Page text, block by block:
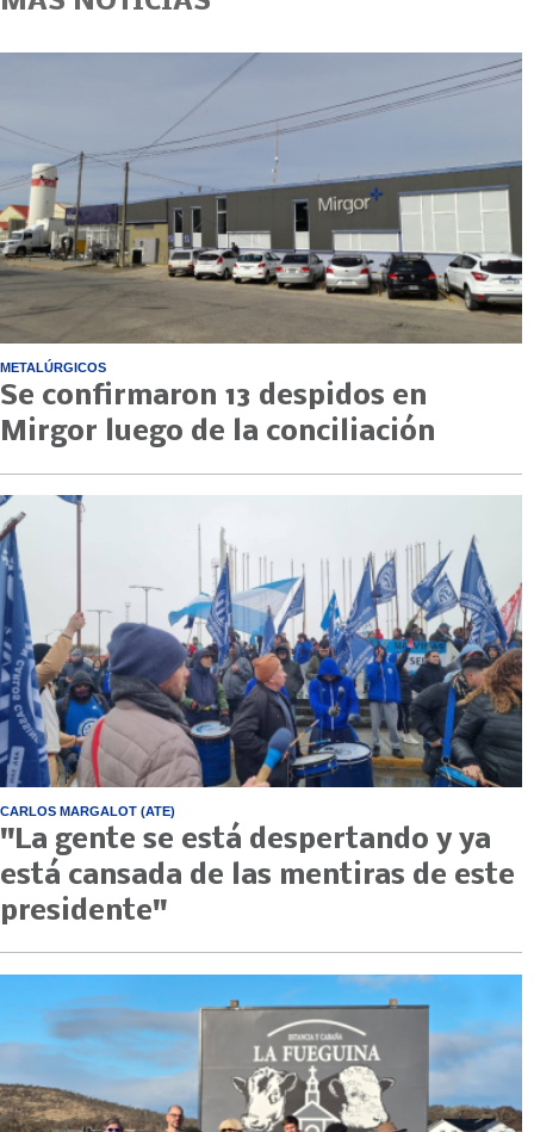
METALÚRGICOS
Se confirmaron 13 despidos en
Mirgor luego de la conciliación
CARLOS MARGALOT (ATE)
"La gente se está despertando y ya
está cansada de las mentiras de este
presidente"